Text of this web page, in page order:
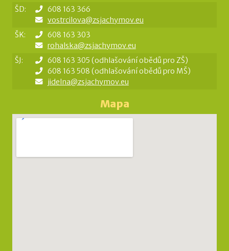
ŠD:
608 163 366
vostrcilova@zsjachymov.eu
ŠK:
608 163 303
rohalska@zsjachymov.eu
ŠJ:
608 163 305 (odhlašování obědů pro ZŠ)
608 163 508 (odhlašování obědů pro MŠ)
jidelna@zsjachymov.eu
Mapa